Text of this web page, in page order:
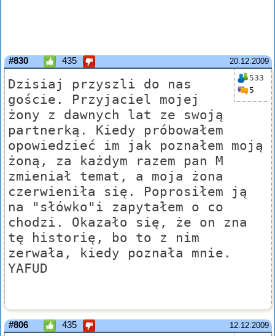
20.12.2009
#830 435
533
5
Dzisiaj przyszli do nas
goście. Przyjaciel mojej
żony z dawnych lat ze swoją
partnerką. Kiedy próbowałem
opowiedzieć im jak poznałem moją
żoną, za każdym razem pan M
zmieniał temat, a moja żona
czerwieniła się. Poprosiłem ją
na "słówko"i zapytałem o co
chodzi. Okazało się, że on zna
tę historię, bo to z nim
zerwała, kiedy poznała mnie.
YAFUD
12.12.2009
#806 435